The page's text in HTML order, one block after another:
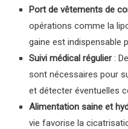
Port de vêtements de
opérations comme la
gaine est indispensable
Suivi médical régulier:
sont nécessaires pour
et détecter éventuelles
Alimentation saine et
vie favorise la